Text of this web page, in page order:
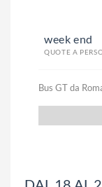
week end
QUOTE A
Bus GT da